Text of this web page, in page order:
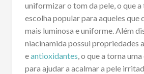
uniformizar o tom da pele, o que a
escolha popular para aqueles que
mais luminosa e uniforme. Além
niacinamida possui propriedades
eantioxidantes, o que a torna
para ajudar a acalmar a pele